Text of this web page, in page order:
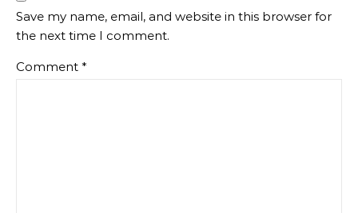
Save my name, email, and website in this browser for
the next time I comment.
Comment *